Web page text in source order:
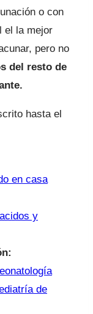
o con
el la mejor
pero no
del resto de
hasta el
en casa
y
de